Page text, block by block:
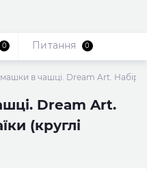
в чашці. Dream Art. Набір
Dream Art.
(круглі
0 Питання 0